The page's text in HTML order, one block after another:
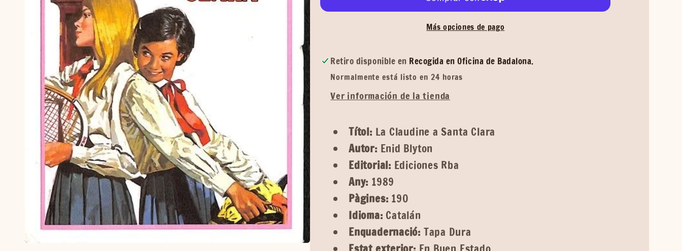
Más opciones de pago
Retiro disponible en Recogida en Oficina de Badalona.
Normalmente está listo en 24 horas
Ver información de la tienda
Títol: La Claudine a Santa Clara
Autor: Enid Blyton
Editorial: Ediciones Rba
Any: 1989
Pàgines: 190
Idioma: Catalán
Enquadernació: Tapa Dura